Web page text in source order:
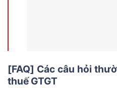
[FAQ] Các câu hỏi
thuế GTGT